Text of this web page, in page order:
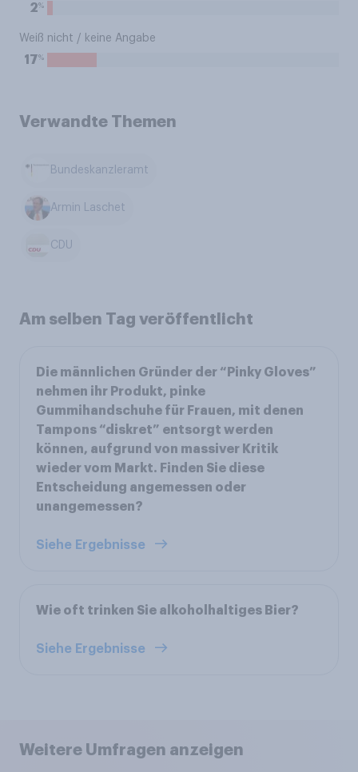
2%
Weiß nicht / keine Angabe
17%
Verwandte Themen
Bundeskanzleramt
Armin Laschet
CDU
Am selben Tag veröffentlicht
Die männlichen Gründer der “Pinky Gloves”
nehmen ihr Produkt, pinke
Gummihandschuhe für Frauen, mit denen
Tampons “diskret” entsorgt werden
können, aufgrund von massiver Kritik
wieder vom Markt. Finden Sie diese
Entscheidung angemessen oder
unangemessen?
Siehe Ergebnisse
Wie oft trinken Sie alkoholhaltiges Bier?
Siehe Ergebnisse
Weitere Umfragen anzeigen